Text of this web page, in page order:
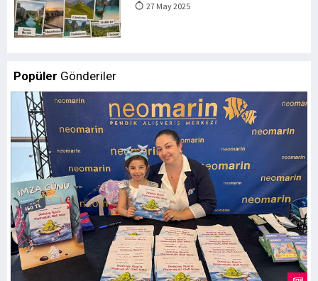
27 May 2025
Popüler Gönderiler